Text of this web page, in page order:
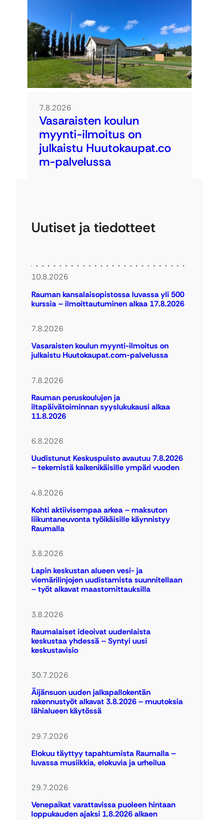
7.8.2026
Vasaraisten koulun
myynti-ilmoitus on
julkaistu Huutokaupat.co
m-palvelussa
Uutiset ja tiedotteet
10.8.2026
Rauman kansalaisopistossa luvassa yli 500
kurssia – ilmoittautuminen alkaa 17.8.2026
7.8.2026
Vasaraisten koulun myynti-ilmoitus on
julkaistu Huutokaupat.com-palvelussa
7.8.2026
Rauman peruskoulujen ja
iltapäivätoiminnan syyslukukausi alkaa
11.8.2026
6.8.2026
Uudistunut Keskuspuisto avautuu 7.8.2026
– tekemistä kaikenikäisille ympäri vuoden
4.8.2026
Kohti aktiivisempaa arkea – maksuton
liikuntaneuvonta työikäisille käynnistyy
Raumalla
3.8.2026
Lapin keskustan alueen vesi- ja
viemärilinjojen uudistamista suunnitellaan
– työt alkavat maastomittauksilla
3.8.2026
Raumalaiset ideoivat uudenlaista
keskustaa yhdessä – Syntyi uusi
keskustavisio
30.7.2026
Äijänsuon uuden jalkapallokentän
rakennustyöt alkavat 3.8.2026 – muutoksia
lähialueen käytössä
29.7.2026
Elokuu täyttyy tapahtumista Raumalla –
luvassa musiikkia, elokuvia ja urheilua
29.7.2026
Venepaikat varattavissa puoleen hintaan
loppukauden ajaksi 1.8.2026 alkaen